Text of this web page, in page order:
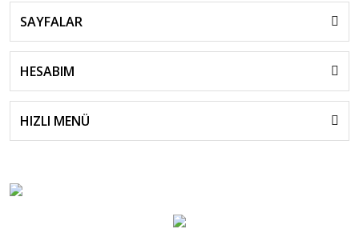
SAYFALAR
HESABIM
HIZLI MENÜ